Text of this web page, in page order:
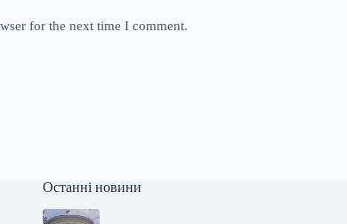
for the next time I comment.
Останні новини